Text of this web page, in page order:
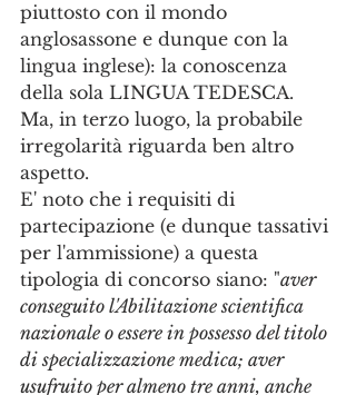
piuttosto con il mondo
anglosassone e dunque con la
lingua inglese): la conoscenza
della sola LINGUA TEDESCA.
Ma, in terzo luogo, la probabile
irregolarità riguarda ben altro
aspetto.
E' noto che i requisiti di
partecipazione (e dunque tassativi
per l'ammissione) a questa
tipologia di concorso siano: "aver
conseguito l'Abilitazione scientifica
nazionale o essere in possesso del titolo
di specializzazione medica; aver
usufruito per almeno tre anni, anche